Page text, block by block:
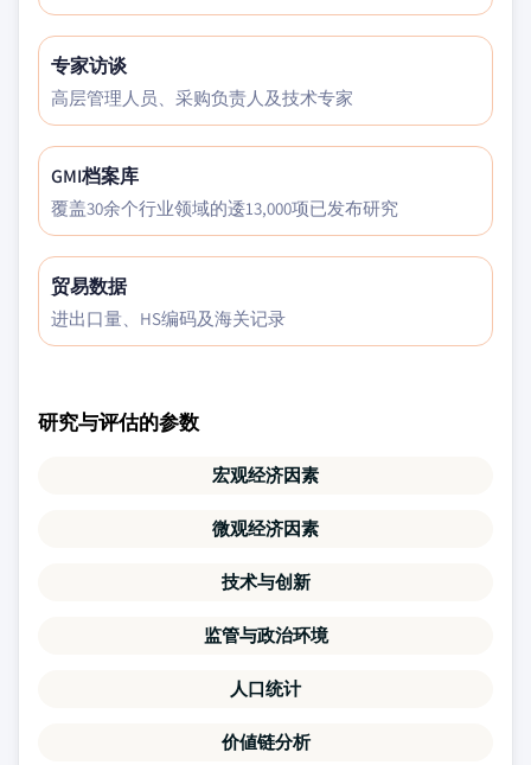
专家访谈
高层管理人员、采购负责人及技术专家
GMI档案库
覆盖30余个行业领域的逶13,000项已发布研究
贸易数据
进出口量、HS编码及海关记录
研究与评估的参数
宏观经济因素
微观经济因素
技术与创新
监管与政治环境
人口统计
价値链分析